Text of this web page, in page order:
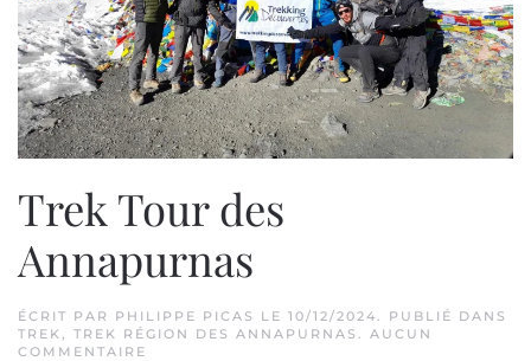
Trek Tour des
Annapurnas
ÉCRIT PAR PHILIPPE PICAS LE 10/12/2024
. PUBLIÉ DANS
TREK
TREK RÉGION DES ANNAPURNAS
AUCUN
COMMENTAIRE